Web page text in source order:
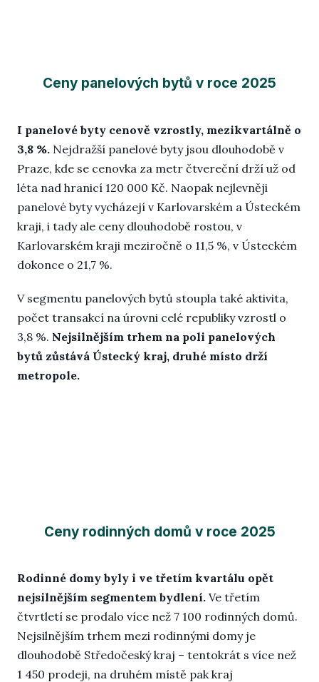
Ceny panelových bytů v roce 2025
I panelové byty cenově vzrostly, mezikvartálně o
3,8 %. Nejdražší panelové byty jsou dlouhodobě v
Praze, kde se cenovka za metr čtvereční drží už od
léta nad hranicí 120 000 Kč. Naopak nejlevněji
panelové byty vycházejí v Karlovarském a Ústeckém
kraji, i tady ale ceny dlouhodobě rostou, v
Karlovarském kraji meziročně o 11,5 %, v Ústeckém
dokonce o 21,7 %.
V segmentu panelových bytů stoupla také aktivita,
počet transakcí na úrovni celé republiky vzrostl o
3,8 %. Nejsilnějším trhem na poli panelových
bytů zůstává Ústecký kraj, druhé místo drží
metropole.
Ceny rodinných domů v roce 2025
Rodinné domy byly i ve třetím kvartálu opět
nejsilnějším segmentem bydlení. Ve třetím
čtvrtletí se prodalo více než 7 100 rodinných domů.
Nejsilnějším trhem mezi rodinnými domy je
dlouhodobě Středočeský kraj – tentokrát s více než
1 450 prodeji, na druhém místě pak kraj